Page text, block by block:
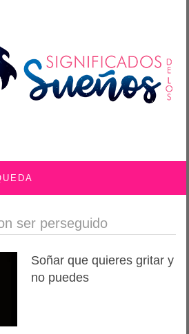
ser perseguido
Soñar que quieres gritar y
no puedes